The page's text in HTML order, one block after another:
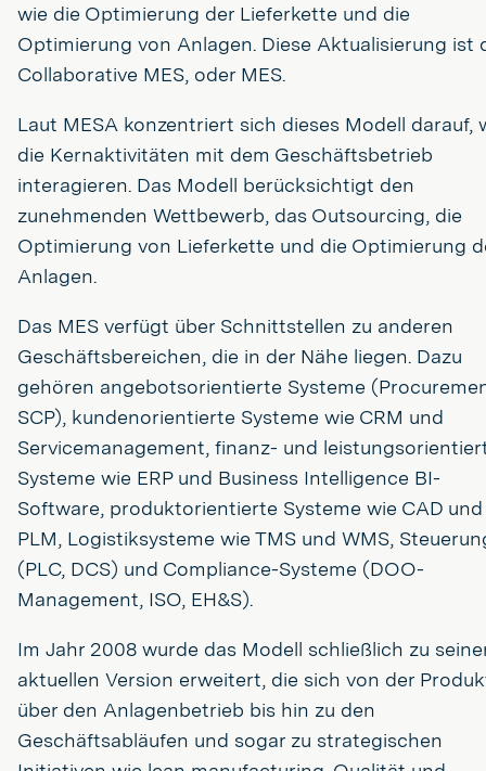
wie die Optimierung der Lieferkette und die
Optimierung von Anlagen. Diese Aktualisierung ist
Collaborative MES, oder MES.
Laut MESA konzentriert sich dieses Modell darauf,
die Kernaktivitäten mit dem Geschäftsbetrieb
interagieren. Das Modell berücksichtigt den
zunehmenden Wettbewerb, das Outsourcing, die
Optimierung von Lieferkette und die Optimierung
Anlagen.
Das MES verfügt über Schnittstellen zu anderen
Geschäftsbereichen, die in der Nähe liegen. Dazu
gehören angebotsorientierte Systeme
SCP), kundenorientierte Systeme wie CRM und
Servicemanagement, finanz- und
Systeme wie ERP und Business Intelligence BI-
Software, produktorientierte Systeme wie CAD und
PLM, Logistiksysteme wie TMS und WMS,
(PLC, DCS) und Compliance-Systeme (DOO-
Management, ISO, EH&S).
Im Jahr 2008 wurde das Modell schließlich zu
aktuellen Version erweitert, die sich von der
über den Anlagenbetrieb bis hin zu den
Geschäftsabläufen und sogar zu strategischen